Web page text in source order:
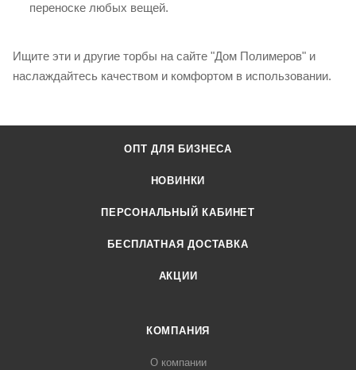
переноске любых вещей.
Ищите эти и другие торбы на сайте "Дом Полимеров" и
наслаждайтесь качеством и комфортом в использовании.
ОПТ ДЛЯ БИЗНЕСА
НОВИНКИ
ПЕРСОНАЛЬНЫЙ КАБИНЕТ
БЕСПЛАТНАЯ ДОСТАВКА
АКЦИИ
КОМПАНИЯ
О компании